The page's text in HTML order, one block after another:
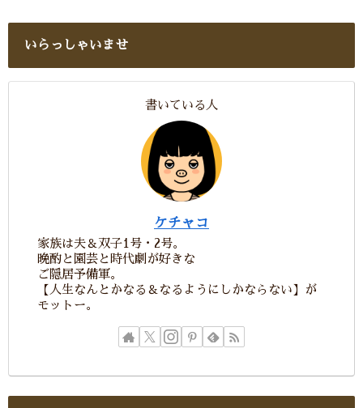
いらっしゃいませ
書いている人
ケチャコ
家族は夫＆双子1号・2号。
晩酌と園芸と時代劇が好きな
ご隠居予備軍。
【人生なんとかなる＆なるようにしかならない】が
モットー。